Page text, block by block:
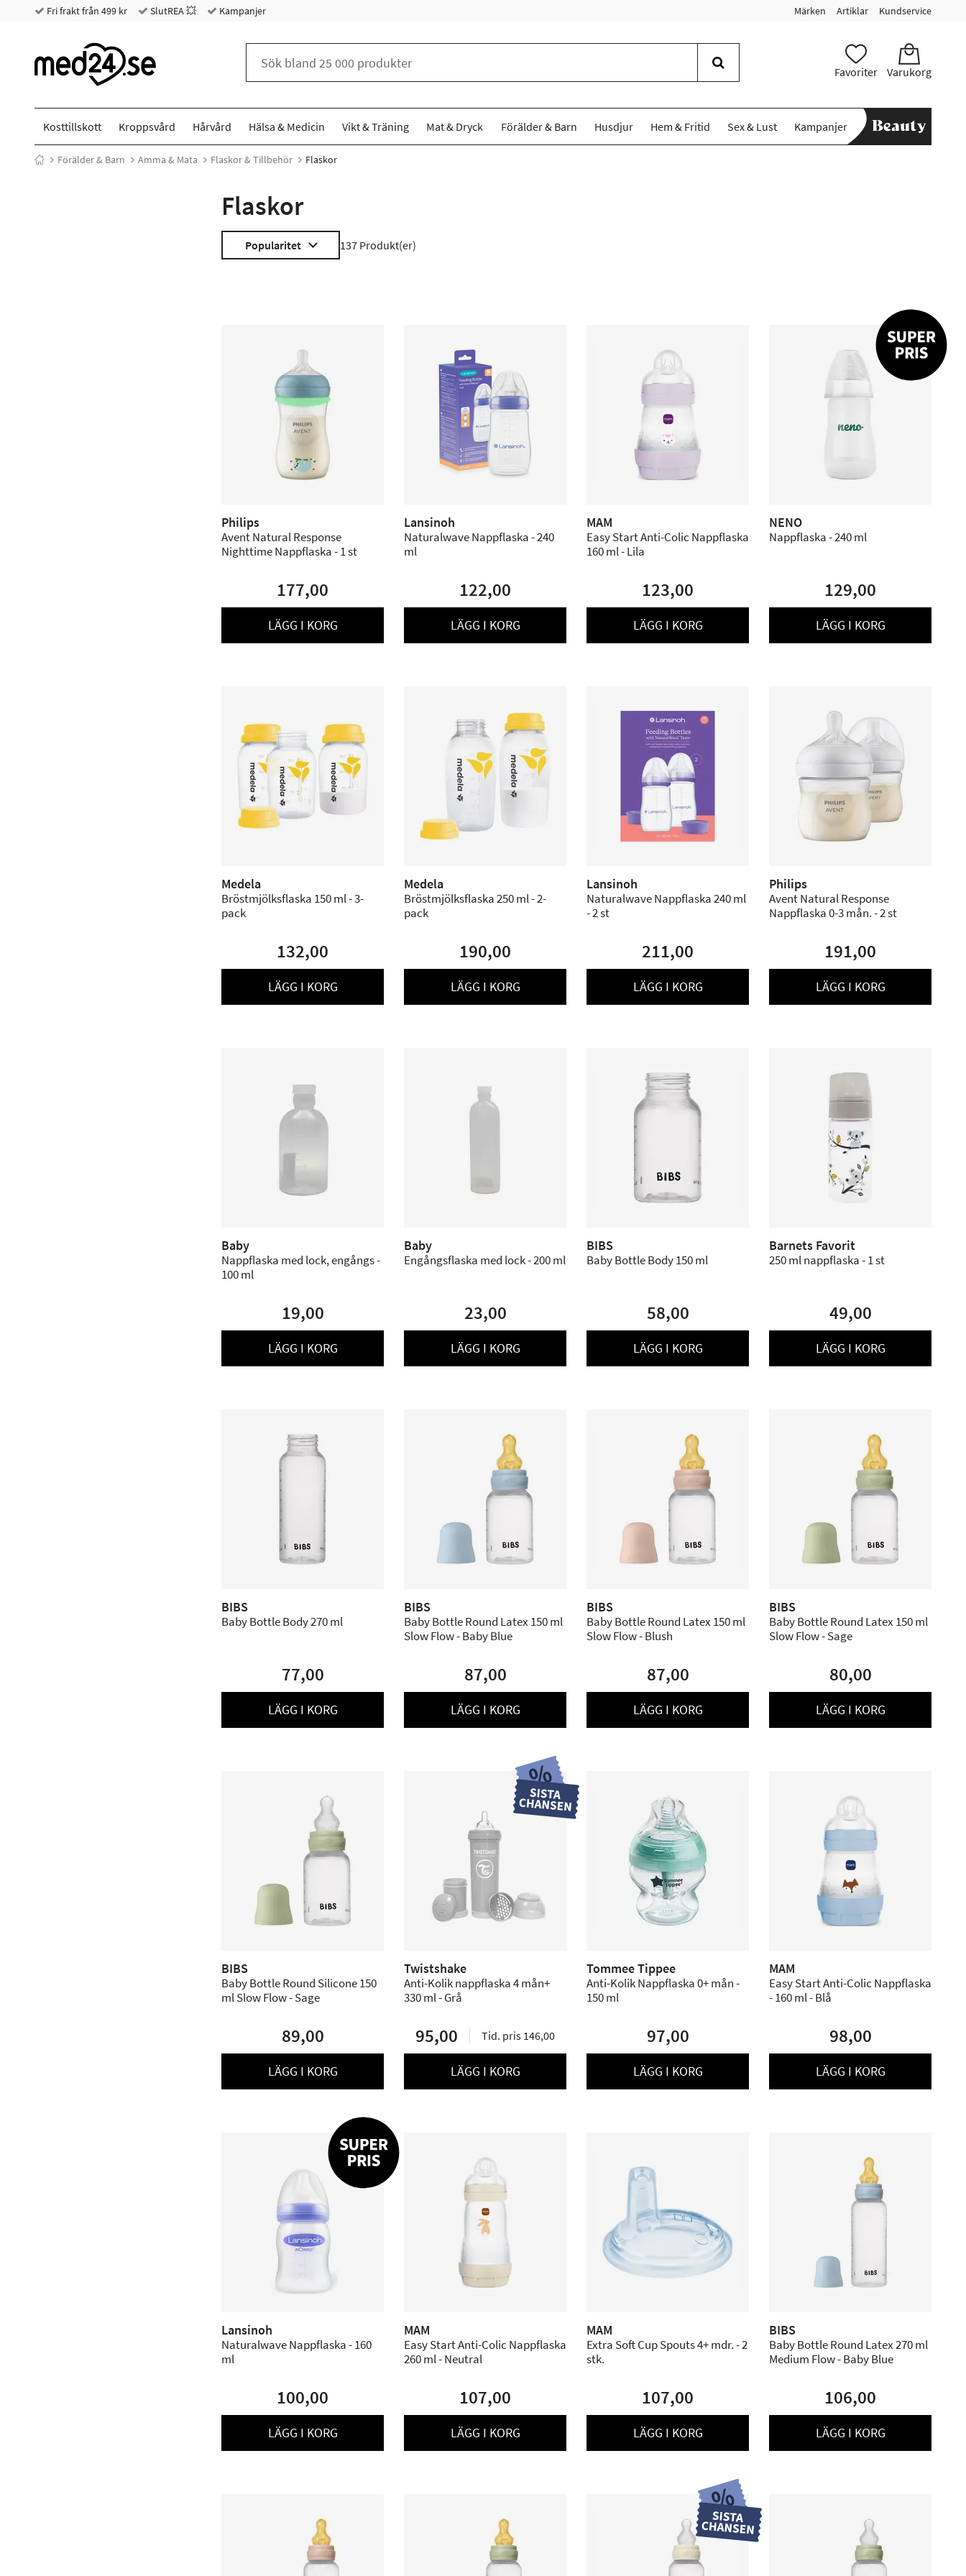
Fri frakt från 499 kr SlutREA 💥 Kampanjer Märken Artiklar Kundservice
Favoriter Varukorg
Kosttillskott Kroppsvård Hårvård Hälsa & Medicin Vikt & Träning Mat & Dryck Förälder & Barn Husdjur Hem & Fritid Sex & Lust Kampanjer
Förälder & Barn Amma & Mata Flaskor & Tillbehör Flaskor
Flaskor
Popularitet 137 Produkt(er)
Philips
Avent Natural Response
Nighttime Nappflaska - 1 st
177,00
LÄGG I KORG
Lansinoh
Naturalwave Nappflaska - 240
ml
122,00
LÄGG I KORG
MAM
Easy Start Anti-Colic Nappflaska
160 ml - Lila
123,00
LÄGG I KORG
NENO
Nappflaska - 240 ml
129,00
LÄGG I KORG
Medela
Bröstmjölksflaska 150 ml - 3-
pack
132,00
LÄGG I KORG
Medela
Bröstmjölksflaska 250 ml - 2-
pack
190,00
LÄGG I KORG
Lansinoh
Naturalwave Nappflaska 240 ml
- 2 st
211,00
LÄGG I KORG
Philips
Avent Natural Response
Nappflaska 0-3 mån. - 2 st
191,00
LÄGG I KORG
Baby
Nappflaska med lock, engångs -
100 ml
19,00
LÄGG I KORG
Baby
Engångsflaska med lock - 200 ml
23,00
LÄGG I KORG
BIBS
Baby Bottle Body 150 ml
58,00
LÄGG I KORG
Barnets Favorit
250 ml nappflaska - 1 st
49,00
LÄGG I KORG
BIBS
Baby Bottle Body 270 ml
77,00
LÄGG I KORG
BIBS
Baby Bottle Round Latex 150 ml
Slow Flow - Baby Blue
87,00
LÄGG I KORG
BIBS
Baby Bottle Round Latex 150 ml
Slow Flow - Blush
87,00
LÄGG I KORG
BIBS
Baby Bottle Round Latex 150 ml
Slow Flow - Sage
80,00
LÄGG I KORG
BIBS
Baby Bottle Round Silicone 150
ml Slow Flow - Sage
89,00
LÄGG I KORG
Twistshake
Anti-Kolik nappflaska 4 mån+
330 ml - Grå
95,00 Tid. pris 146,00
LÄGG I KORG
Tommee Tippee
Anti-Kolik Nappflaska 0+ mån -
150 ml
97,00
LÄGG I KORG
MAM
Easy Start Anti-Colic Nappflaska
- 160 ml - Blå
98,00
LÄGG I KORG
Lansinoh
Naturalwave Nappflaska - 160
ml
100,00
LÄGG I KORG
MAM
Easy Start Anti-Colic Nappflaska
260 ml - Neutral
107,00
LÄGG I KORG
MAM
Extra Soft Cup Spouts 4+ mdr. - 2
stk.
107,00
LÄGG I KORG
BIBS
Baby Bottle Round Latex 270 ml
Medium Flow - Baby Blue
106,00
LÄGG I KORG